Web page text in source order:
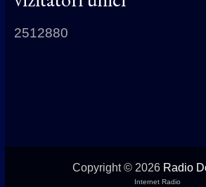
2512880
Copyright © 2026 Radio
Internet Radio